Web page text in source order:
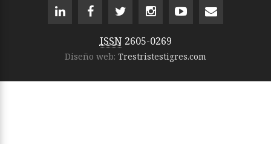
ISSN 2605-0269
Diseño web: Trestristestigres.com